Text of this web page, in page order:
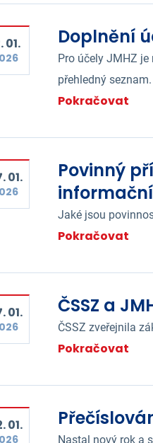
01. Doplnění
Pro účely JMHZ
přehledný seznam.
Pokračovat
01.
Povinný
Jaké jsou
Pokračovat
01. ČSSZ a
ČSSZ zveřejnila
Pokračovat
01.
Nastal nový rok a